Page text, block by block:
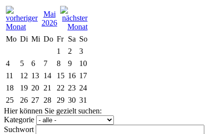
Mai
2026
Mo Di Mi Do Fr Sa So
1
2
3
4
5 6 7 8 9
10
11
12 13 14 15 16 17
18
19 20 21 22 23 24
25
26 27 28 29 30 31
Hier können Sie gezielt suchen:
Kategorie
Suchwort